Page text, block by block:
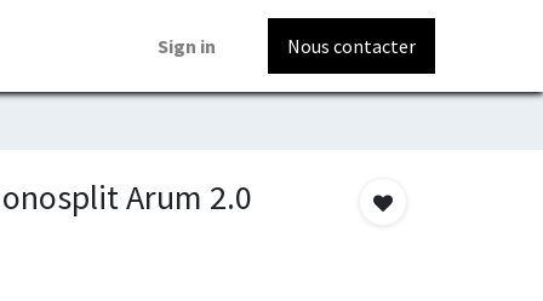
Sign in Nous contacter
Arum 2.0